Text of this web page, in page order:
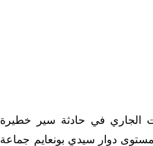
العمر (28سنة) مصرعه عشية اليوم الثلاثاء 04غشت الجاري في حادثة سير خطيرة
على مستوى دوار سيدي بونعايم جماعة